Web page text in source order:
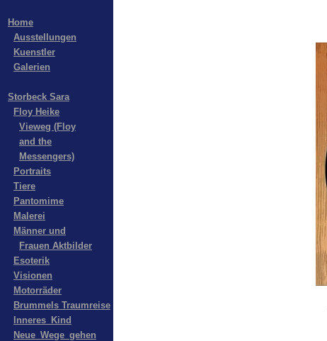
Home
Ausstellungen
Kuenstler
Galerien
Storbeck Sara
Floy Heike
Vieweg (Floy
and the
Messengers)
Portraits
Tiere
Pantomime
Malerei
Männer und
Frauen Aktbilder
Esoterik
Visionen
Motorräder
Brummels Traumreise
Inneres_Kind
Neue_Wege_gehen